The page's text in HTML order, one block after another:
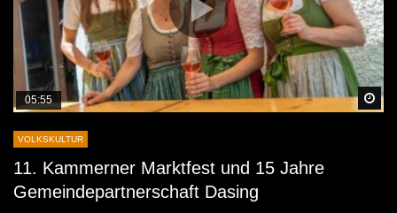
05:55
VOLKSKULTUR
11. Kammerner Marktfest und 15 Jahre
Gemeindepartnerschaft Dasing